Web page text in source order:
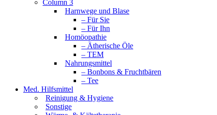
Column 3
Harnwege und Blase
– Für Sie
– Für Ihn
Homöopathie
– Ätherische Öle
– TEM
Nahrungsmittel
– Bonbons & Fruchtbären
– Tee
Med. Hilfsmittel
Reinigung & Hygiene
Sonstige